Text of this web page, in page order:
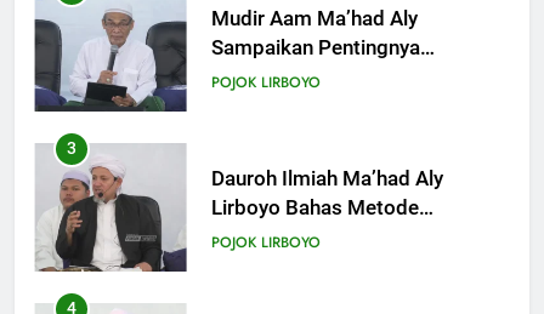
Dauroh Ilmiah Ma’had Aly
Lirboyo Bahas Metode
Ahlusunnah dalam
POJOK LIRBOYO
4
Dauroh Ilmiah & Sanadan Kitab
Al-Arbain an-Nawawy bersama
As-Syaikh Dr. Yasir Al-Adny
POJOK LIRBOYO
5